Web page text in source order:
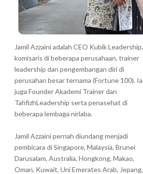
Jamil Azzaini adalah CEO Kubik Leadership,
komisaris di beberapa perusahaan, trainer
leadership dan pengembangan diri di
perusahan besar ternama (Fortune 100). Ia
juga Founder Akademi Trainer dan
TahfizhLeadership serta penasehat di
beberapa lembaga nirlaba.
Jamil Azzaini pernah diundang menjadi
pembicara di Singapore, Malaysia, Brunei
Darusalam, Australia, Hongkong, Makao,
Oman, Kuwait, Uni Emerates Arab, Jepang,